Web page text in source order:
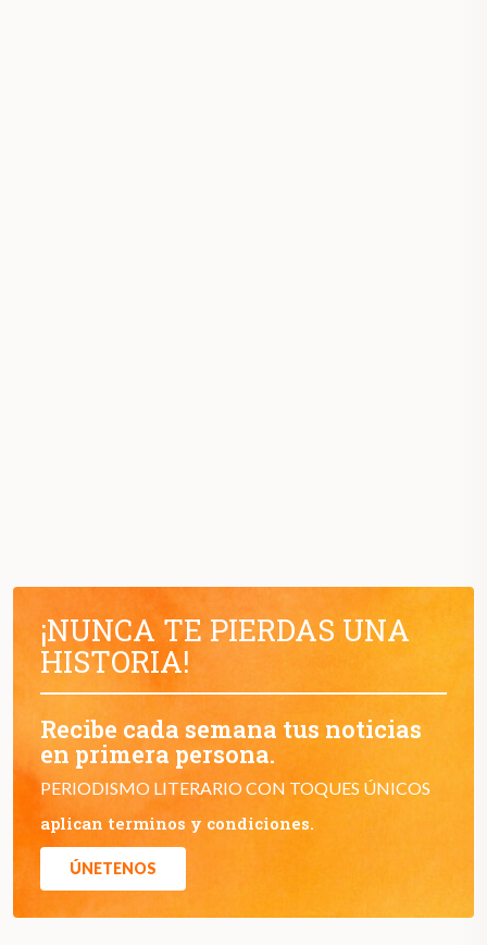
¡NUNCA TE PIERDAS UNA
HISTORIA!
Recibe cada semana tus noticias
en primera persona.
PERIODISMO LITERARIO CON TOQUES ÚNICOS
aplican terminos y condiciones.
ÚNETENOS